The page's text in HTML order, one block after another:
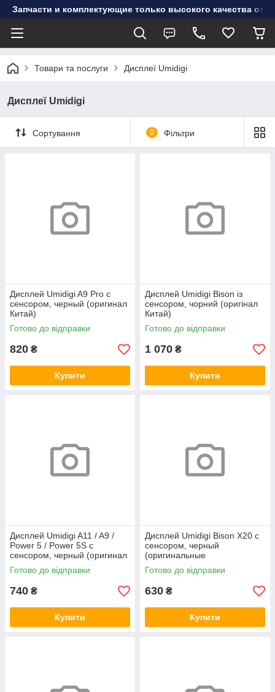
Запчасти и комплектующие только высокого качества от
Товари та послуги Дисплеї Umidigi
Дисплеї Umidigi
Сортування 0 Фільтри
Дисплей Umidigi A9 Pro с
сенсором, черный (оригинал
Китай)
Готово до відправки
820 ₴
Купити
Дисплей Umidigi Bison із
сенсором, чорний (оригінал
Китай)
Готово до відправки
1 070 ₴
Купити
Дисплей Umidigi A11 / A9 /
Power 5 / Power 5S с
сенсором, черный (оригинал
Китай)
Готово до відправки
740 ₴
Купити
Дисплей Umidigi Bison X20 с
сенсором, черный
(оригинальные
комплектующие)
Готово до відправки
630 ₴
Купити